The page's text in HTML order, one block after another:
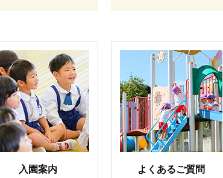
入園案内 よくあるご質問